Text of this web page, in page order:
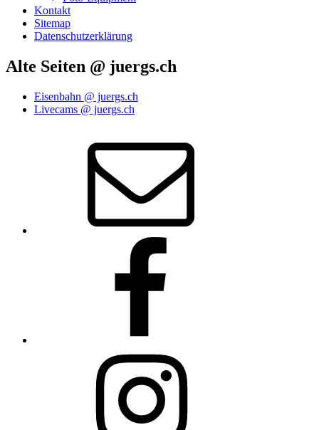
Kontakt
Sitemap
Datenschutzerklärung
Alte Seiten @ juergs.ch
Eisenbahn @ juergs.ch
Livecams @ juergs.ch